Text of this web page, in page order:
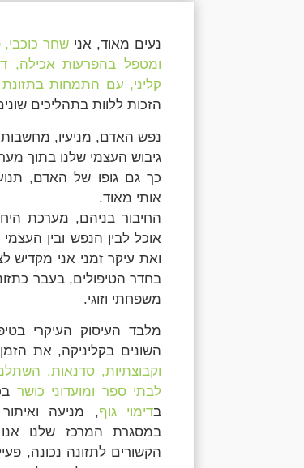
נעים מאוד, אני שחר כוכבי,
ומטפל בהפרעות אכילה,
קליני, עם התמחות
הזכות ללוות בתהליכים
נפש האדם, מניעיו,
גיבוש העצמי שלנו בתוך
כך גם גופו של האדם,
אותי מאוד.
החיבור בניהם, מערכת
אוכל לבין הנפש ובין
ואת עיקר זמני אני מקדיש
בחדר הטיפולים, בעבר
משפחתי וזוגי.
מלבד העיסוק העיקרי
השונים בקליניקה, את
וקבוצתיות, סדנאות,
לבתי ספר ומועדוני כושר
בדימוי גוף, מניעה
במסגרת המרכז שלנו
הקשורים לתזונה נכונה,